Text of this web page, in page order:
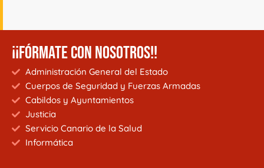
¡¡FÓRMATE CON NOSOTROS!!
Administración General del Estado
Cuerpos de Seguridad y Fuerzas Armadas
Cabildos y Ayuntamientos
Justicia
Servicio Canario de la Salud
Informática